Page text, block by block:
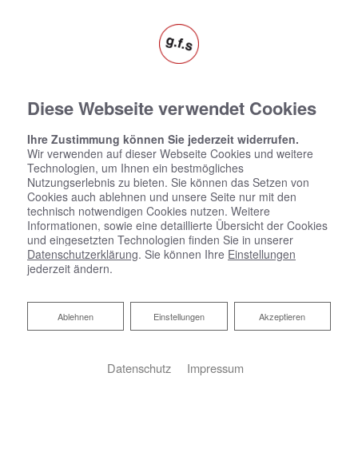
Diese Webseite verwendet Cookies
Ihre Zustimmung können Sie jederzeit widerrufen.
Wir verwenden auf dieser Webseite Cookies und weitere
Technologien, um Ihnen ein bestmögliches
Nutzungserlebnis zu bieten. Sie können das Setzen von
Cookies auch ablehnen und unsere Seite nur mit den
technisch notwendigen Cookies nutzen. Weitere
Informationen, sowie eine detaillierte Übersicht der Cookies
und eingesetzten Technologien finden Sie in unserer
Datenschutzerklärung. Sie können Ihre Einstellungen
jederzeit ändern.
Akzeptieren
Einstellungen
Ablehnen
Ablehnen
Datenschutz Impressum